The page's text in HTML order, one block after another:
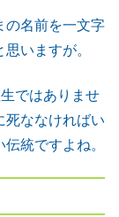
名前を一文字
思いますが。
ではありませ
ななければい
統ですよね。